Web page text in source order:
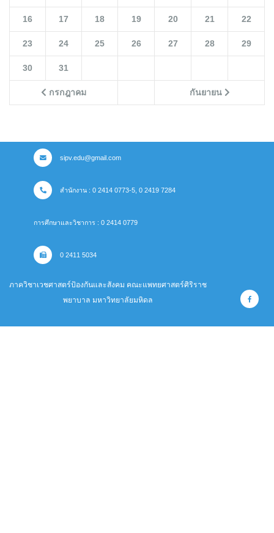
กรกฎาคม กันยายน
16 17 18 19 20 21 22
23 24 25 26 27 28 29
30 31
sipv.edu@gmail.com
สำนักงาน : 0 2414 0773-5, 0 2419 7284
การศึกษาและวิชาการ : 0 2414 0779
0 2411 5034
ภาควิชาเวชศาสตร์ป้องกันและสังคม คณะแพทยศาสตร์ศิริราช
พยาบาล มหาวิทยาลัยมหิดล